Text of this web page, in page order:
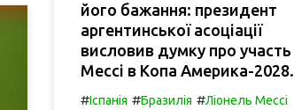
його бажання: президент
аргентинської асоціації
висловив думку про участь
Мессі в Копа Америка-2028.
#Іспанія #Бразилія #Ліонель Мессі